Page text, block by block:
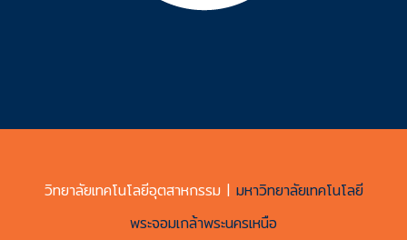
วิทยาลัยเทคโนโลยีอุตสาหกรรม | มหาวิทยาลัยเทคโนโลยี
พระจอมเกล้าพระนครเหนือ